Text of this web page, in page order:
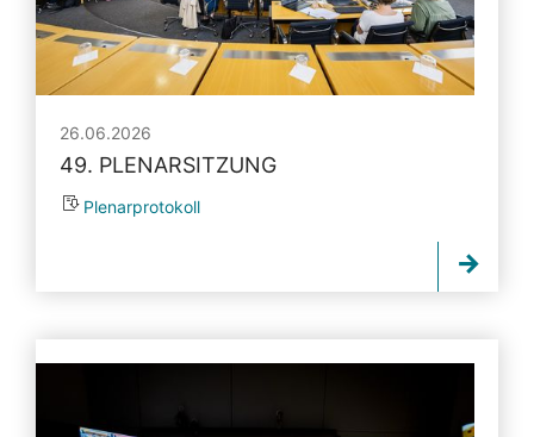
26.06.2026
49. PLENARSITZUNG
Plenarprotokoll